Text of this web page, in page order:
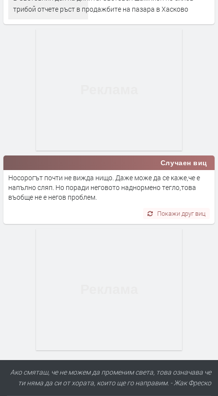
трибой отчете ръст в продажбите на пазара в Хасково
Случаен виц
Носорогът почти не вижда нищо. Даже може да се каже,че е
напълно сляп. Но поради неговото наднормено тегло,това
въобще не е негов проблем.
Покажи друг виц
Ако смяташ, че не можем да променим света, това означава че
ти няма да си от хората, които ще го направим. - Жак Фреско